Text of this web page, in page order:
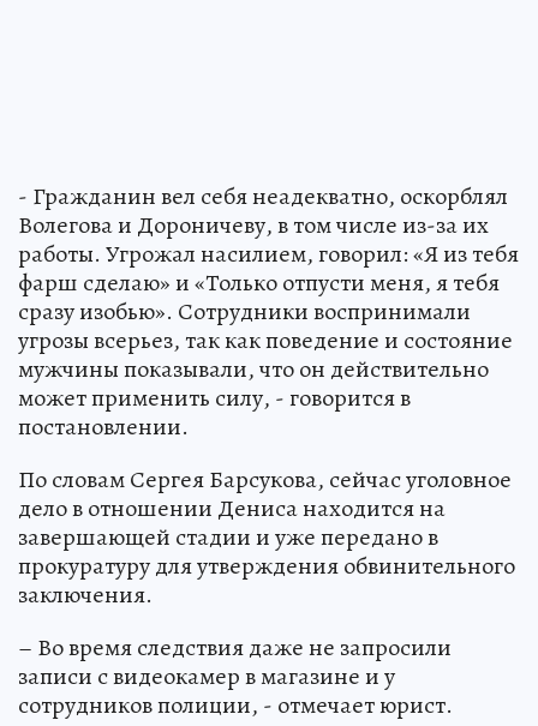
- Гражданин вел себя неадекватно, оскорблял
Волегова и Дороничеву, в том числе из-за их
работы. Угрожал насилием, говорил: «Я из тебя
фарш сделаю» и «Только отпусти меня, я тебя
сразу изобью». Сотрудники воспринимали
угрозы всерьез, так как поведение и состояние
мужчины показывали, что он действительно
может применить силу, - говорится в
постановлении.
По словам Сергея Барсукова, сейчас уголовное
дело в отношении Дениса находится на
завершающей стадии и уже передано в
прокуратуру для утверждения обвинительного
заключения.
– Во время следствия даже не запросили
записи с видеокамер в магазине и у
сотрудников полиции, - отмечает юрист.